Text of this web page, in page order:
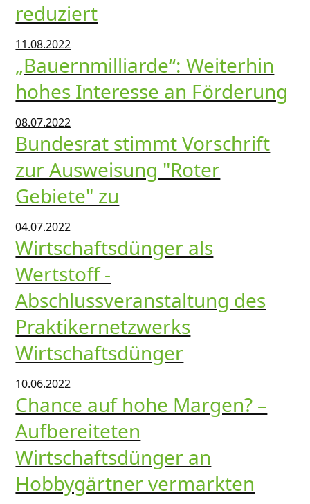
reduziert
11.08.2022
„Bauernmilliarde“: Weiterhin
hohes Interesse an Förderung
08.07.2022
Bundesrat stimmt Vorschrift
zur Ausweisung "Roter
Gebiete" zu
04.07.2022
Wirtschaftsdünger als
Wertstoff -
Abschlussveranstaltung des
Praktikernetzwerks
Wirtschaftsdünger
10.06.2022
Chance auf hohe Margen? –
Aufbereiteten
Wirtschaftsdünger an
Hobbygärtner vermarkten